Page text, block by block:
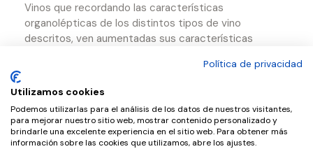
Vinos que recordando las características
organolépticas de los distintos tipos de vino
descritos, ven aumentadas sus características
Política de privacidad
Utilizamos cookies
Podemos utilizarlas para el análisis de los datos de nuestros visitantes,
para mejorar nuestro sitio web, mostrar contenido personalizado y
brindarle una excelente experiencia en el sitio web. Para obtener más
información sobre las cookies que utilizamos, abre los ajustes.